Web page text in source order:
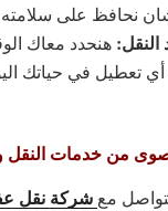
نحافظ على
هنحدد معاك
تعطيل في حياتك
من خدمات النقل
مع شركة نقل